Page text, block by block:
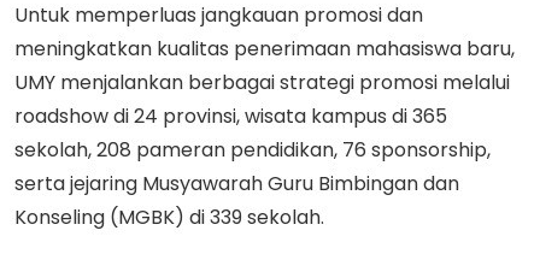
Untuk memperluas jangkauan promosi dan
meningkatkan kualitas penerimaan mahasiswa baru,
UMY menjalankan berbagai strategi promosi melalui
roadshow di 24 provinsi, wisata kampus di 365
sekolah, 208 pameran pendidikan, 76 sponsorship,
serta jejaring Musyawarah Guru Bimbingan dan
Konseling (MGBK) di 339 sekolah.